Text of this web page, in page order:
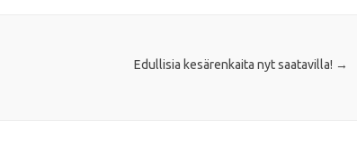
Edullisia kesärenkaita nyt saatavilla! →